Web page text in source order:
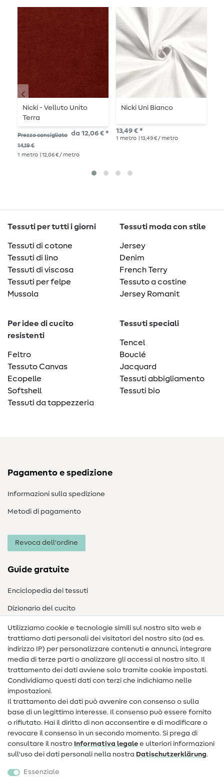
Nicki - Velluto Unito
Terra
Prezzo consigliato
14,19 €
da 12,06 € *
1 metro | 12,06 € / metro
Nicki Uni Bianco
13,49 € *
1 metro | 13,49 € / metro
Tessuti per tutti i giorni
Tessuti di cotone
Tessuti di lino
Tessuti di viscosa
Tessuti per felpe
Mussola
Tessuti moda con stile
Jersey
Denim
French Terry
Tessuto a costine
Jersey Romanit
Per idee di cucito
resistenti
Feltro
Tessuto Canvas
Ecopelle
Softshell
Tessuti da tappezzeria
Tessuti speciali
Tencel
Bouclé
Jacquard
Tessuti abbigliamento
Tessuti bio
Pagamento e spedizione
Informazioni sulla spedizione
Metodi di pagamento
Revoca dell'ordine
Guide gratuite
Enciclopedia dei tessuti
Dizionario del cucito
Nähanleitungen
Assistenza e contatto
Contatto
Informazioni sul nuovo proprietario
FAQ
Diritto di recesso
Popolare
Utilizziamo cookie e tecnologie simili sul nostro sito web e
trattiamo dati personali dei visitatori del nostro sito (ad es.
indirizzo IP) per personalizzare contenuti e annunci, integrare
media di terze parti o analizzare gli accessi al nostro sito. Il
trattamento dei dati avviene solo tramite cookie impostati.
Condividiamo questi dati con terzi che indichiamo nelle
impostazioni.
Il trattamento dei dati può avvenire con consenso o sulla
base di un legittimo interesse. Il consenso può essere fornito
o rifiutato. Hai il diritto di non acconsentire e di modificare o
revocare il consenso in un secondo momento. Si prega di
consultare il nostro Informativa legale e ulteriori informazioni
sull'uso dei dati personali nella nostra Dati­schutz­erklärung.
Essenziale